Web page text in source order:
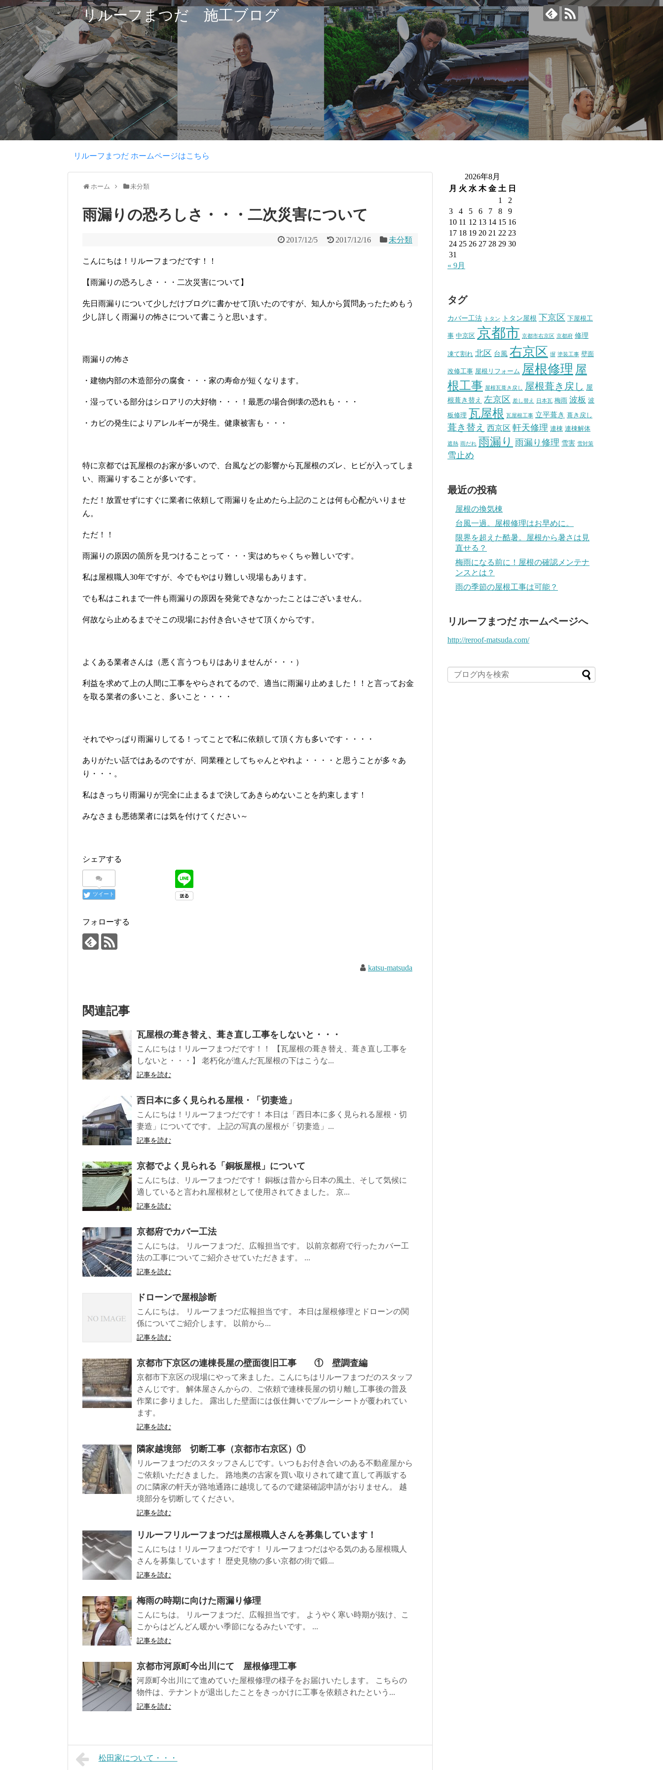
リルーフまつだ 施工ブログ
リルーフまつだ ホームページはこちら
ホーム 未分類
雨漏りの恐ろしさ・・・二次災害について
2017/12/5 2017/12/16 未分類
こんにちは！リルーフまつだです！！
【雨漏りの恐ろしさ・・・二次災害について】
先日雨漏りについて少しだけブログに書かせて頂いたのですが、知人から質問あったためもう
少し詳しく雨漏りの怖さについて書こうと思います。
雨漏りの怖さ
・建物内部の木造部分の腐食・・・家の寿命が短くなります。
・湿っている部分はシロアリの大好物・・・！最悪の場合倒壊の恐れも・・・
・カビの発生によりアレルギーが発生。健康被害も・・・
特に京都では瓦屋根のお家が多いので、台風などの影響から瓦屋根のズレ、ヒビが入ってしま
い、雨漏りすることが多いです。
ただ！放置せずにすぐに業者に依頼して雨漏りを止めたら上記のことは何も心配がいりませ
ん。
ただ！！
雨漏りの原因の箇所を見つけることって・・・実はめちゃくちゃ難しいです。
私は屋根職人30年ですが、今でもやはり難しい現場もあります。
でも私はこれまで一件も雨漏りの原因を発覚できなかったことはございません。
何故なら止めるまでそこの現場にお付き合いさせて頂くからです。
よくある業者さんは（悪く言うつもりはありませんが・・・）
利益を求めて上の人間に工事をやらされてるので、適当に雨漏り止めました！！と言ってお金
を取る業者の多いこと、多いこと・・・・
それでやっぱり雨漏りしてる！ってことで私に依頼して頂く方も多いです・・・・
ありがたい話ではあるのですが、同業種としてちゃんとやれよ・・・・と思うことが多々あ
り・・・。
私はきっちり雨漏りが完全に止まるまで決してあきらめないことを約束します！
みなさまも悪徳業者には気を付けてください～
シェアする
ツイート
フォローする
katsu-matsuda
関連記事
瓦屋根の葺き替え、葺き直し工事をしないと・・・
こんにちは！リルーフまつだです！！ 【瓦屋根の葺き替え、葺き直し工事を
しないと・・・】 老朽化が進んだ瓦屋根の下はこうな...
記事を読む
西日本に多く見られる屋根・「切妻造」
こんにちは！リルーフまつだです！ 本日は「西日本に多く見られる屋根・切
妻造」についてです。 上記の写真の屋根が「切妻造」...
記事を読む
京都でよく見られる「銅板屋根」について
こんにちは、リルーフまつだです！ 銅板は昔から日本の風土、そして気候に
適していると言われ屋根材として使用されてきました。 京...
記事を読む
京都府でカバー工法
こんにちは。 リルーフまつだ、広報担当です。 以前京都府で行ったカバー工
法の工事についてご紹介させていただきます。 ...
記事を読む
ドローンで屋根診断
こんにちは。 リルーフまつだ広報担当です。 本日は屋根修理とドローンの関
係についてご紹介します。 以前から...
記事を読む
京都市下京区の連棟長屋の壁面復旧工事 ① 壁調査編
京都市下京区の現場にやって来ました。こんにちはリルーフまつだのスタッフ
さんじです。 解体屋さんからの、ご依頼で連棟長屋の切り離し工事後の普及
作業に参りました。 露出した壁面には仮仕舞いでブルーシートが覆われてい
ます。
記事を読む
隣家越境部 切断工事（京都市右京区）①
リルーフまつだのスタッフさんじです。いつもお付き合いのある不動産屋から
ご依頼いただきました。 路地奥の古家を買い取りされて建て直して再販する
のに隣家の軒天が路地通路に越境してるので建築確認申請がおりません。 越
境部分を切断してください。
記事を読む
リルーフリルーフまつだは屋根職人さんを募集しています！
こんにちは！リルーフまつだです！ リルーフまつだはやる気のある屋根職人
さんを募集しています！ 歴史見物の多い京都の街で鍛...
記事を読む
梅雨の時期に向けた雨漏り修理
こんにちは。 リルーフまつだ、広報担当です。 ようやく寒い時期が抜け、こ
こからはどんどん暖かい季節になるみたいです。 ...
記事を読む
京都市河原町今出川にて 屋根修理工事
河原町今出川にて進めていた屋根修理の様子をお届けいたします。 こちらの
物件は、テナントが退出したことをきっかけに工事を依頼されたという...
記事を読む
松田家について・・・
2026年8月
月 火 水 木 金 土 日
1
2
3
4 5 6 7 8
9
10 11 12 13 14 15 16
17 18 19 20 21 22 23
24 25 26 27 28 29 30
31
« 9月
タグ
カバー工法 トタン トタン屋根 下京区 下屋根工
事 中京区 京都市 京都市右京区 京都府 修理
凍て割れ 北区 台風 右京区 塀 塗装工事 壁面
改修工事 屋根リフォーム 屋根修理 屋
根工事 屋根瓦葺き戻し 屋根葺き戻し 屋
根葺き替え 左京区 差し替え 日本瓦 梅雨 波板 波
板修理 瓦屋根 瓦屋根工事 立平葺き 葺き戻し
葺き替え 西京区 軒天修理 連棟 連棟解体
遮熱 雨だれ 雨漏り 雨漏り修理 雪害 雪対策
雪止め
最近の投稿
屋根の換気棟
台風一過。屋根修理はお早めに。
限界を超えた酷暑。屋根から暑さは見
直せる？
梅雨になる前に！屋根の確認メンテナ
ンスとは？
雨の季節の屋根工事は可能？
リルーフまつだ ホームページへ
http://reroof-matsuda.com/